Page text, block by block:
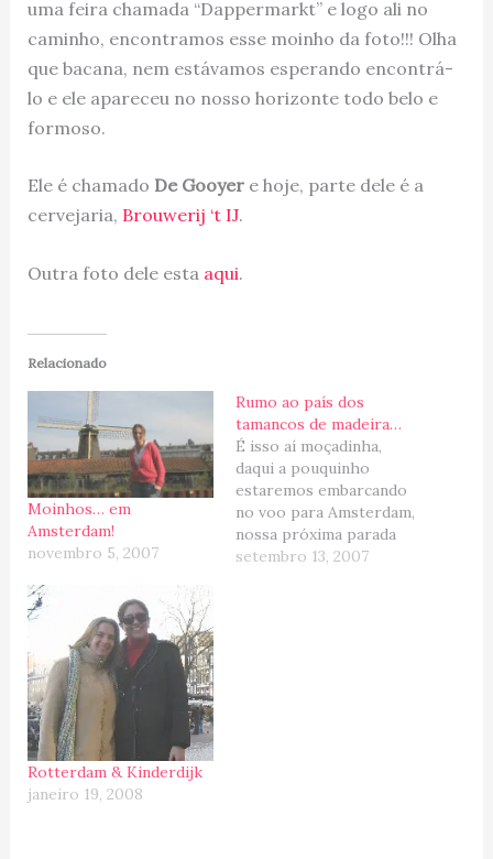
uma feira chamada “Dappermarkt” e logo ali no
caminho, encontramos esse moinho da foto!!! Olha
que bacana, nem estávamos esperando encontrá-
lo e ele apareceu no nosso horizonte todo belo e
formoso.
Ele é chamado De Gooyere hoje, parte dele é a
cervejaria, Brouwerij ‘t IJ.
Outra foto dele esta aqui.
Relacionado
Moinhos… em
Amsterdam!
novembro 5, 2007
Rumo ao país dos
tamancos de madeira…
É isso aí moçadinha,
daqui a pouquinho
estaremos embarcando
no voo para Amsterdam,
nossa próxima parada
temporaria... Mal posso
setembro 13, 2007
Rotterdam & Kinderdijk
janeiro 19, 2008